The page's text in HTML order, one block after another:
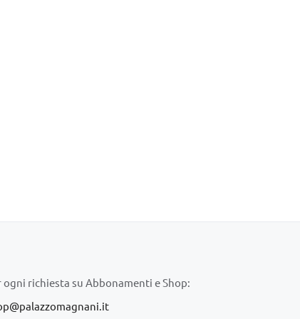
ogni richiesta su Abbonamenti e Shop: